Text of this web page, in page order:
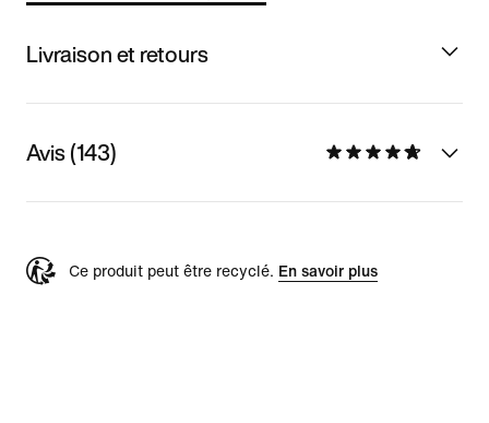
Livraison et retours
Avis (143)
Ce produit peut être recyclé. En savoir plus